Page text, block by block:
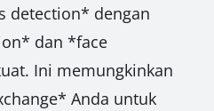
detection* dengan
dan *face
Ini memungkinkan
Anda untuk